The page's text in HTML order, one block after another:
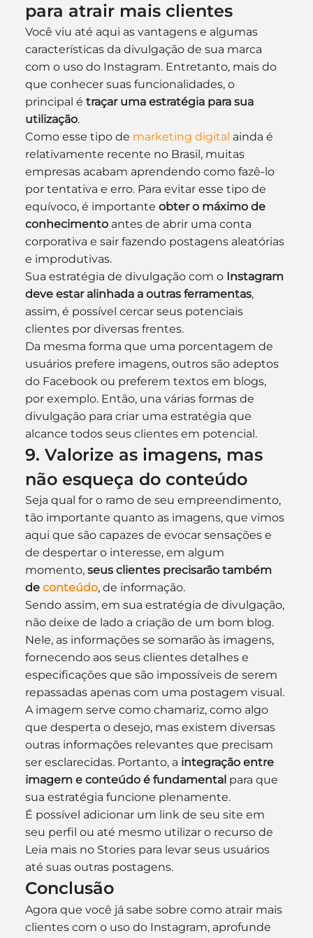
para atrair mais clientes
Você viu até aqui as vantagens e algumas
características da divulgação de sua marca
com o uso do Instagram. Entretanto, mais do
que conhecer suas funcionalidades, o
principal é traçar uma estratégia para sua
utilização.
Como esse tipo de marketing digital ainda é
relativamente recente no Brasil, muitas
empresas acabam aprendendo como fazê-lo
por tentativa e erro. Para evitar esse tipo de
equívoco, é importante obter o máximo de
conhecimento antes de abrir uma conta
corporativa e sair fazendo postagens aleatórias
e improdutivas.
Sua estratégia de divulgação com o Instagram
deve estar alinhada a outras ferramentas,
assim, é possível cercar seus potenciais
clientes por diversas frentes.
Da mesma forma que uma porcentagem de
usuários prefere imagens, outros são adeptos
do Facebook ou preferem textos em blogs,
por exemplo. Então, una várias formas de
divulgação para criar uma estratégia que
alcance todos seus clientes em potencial.
9. Valorize as imagens, mas
não esqueça do conteúdo
Seja qual for o ramo de seu empreendimento,
tão importante quanto as imagens, que vimos
aqui que são capazes de evocar sensações e
de despertar o interesse, em algum
momento, seus clientes precisarão também
de conteúdo, de informação.
Sendo assim, em sua estratégia de divulgação,
não deixe de lado a criação de um bom blog.
Nele, as informações se somarão às imagens,
fornecendo aos seus clientes detalhes e
especificações que são impossíveis de serem
repassadas apenas com uma postagem visual.
A imagem serve como chamariz, como algo
que desperta o desejo, mas existem diversas
outras informações relevantes que precisam
ser esclarecidas. Portanto, a integração entre
imagem e conteúdo é fundamental para que
sua estratégia funcione plenamente.
É possível adicionar um link de seu site em
seu perfil ou até mesmo utilizar o recurso de
Leia mais no Stories para levar seus usuários
até suas outras postagens.
Conclusão
Agora que você já sabe sobre como atrair mais
clientes com o uso do Instagram, aprofunde